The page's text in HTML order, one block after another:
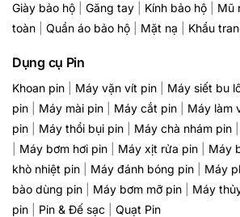
Giày bảo hộ Găng tay Kính bảo hộ Mũ
toàn
Quần áo bảo hộ Mặt nạ Khẩu
Dụng cụ Pin
Khoan pin Máy vặn vít pin Máy siết bu
pin
Máy mài pin Máy cắt pin Máy làm
pin
Máy thổi bụi pin Máy chà nhám pin
Máy bơm hơi pin Máy xịt rửa pin Máy
khò nhiệt pin
Máy đánh bóng pin Máy
bào dùng pin
Máy bơm mỡ pin Máy
pin
Pin & Đế sạc Quạt Pin